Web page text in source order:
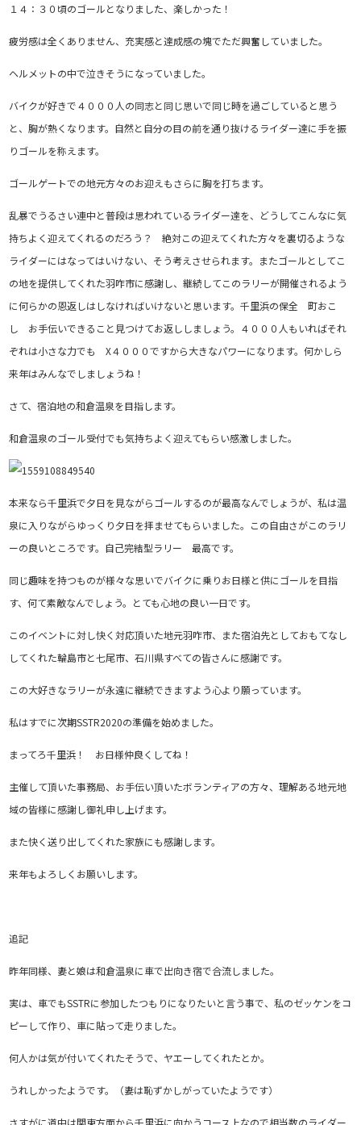
１４：３０頃のゴールとなりました、楽しかった！
疲労感は全くありません、充実感と達成感の塊でただ興奮していました。
ヘルメットの中で泣きそうになっていました。
バイクが好きで４０００人の同志と同じ思いで同じ時を過ごしていると思う
と、胸が熱くなります。自然と自分の目の前を通り抜けるライダー達に手を振
りゴールを称えます。
ゴールゲートでの地元方々のお迎えもさらに胸を打ちます。
乱暴でうるさい連中と普段は思われているライダー達を、どうしてこんなに気
持ちよく迎えてくれるのだろう？ 絶対この迎えてくれた方々を裏切るような
ライダーにはなってはいけない、そう考えさせられます。またゴールとしてこ
の地を提供してくれた羽咋市に感謝し、継続してこのラリーが開催されるよう
に何らかの恩返しはしなければいけないと思います。千里浜の保全 町おこ
し お手伝いできること見つけてお返ししましょう。４０００人もいればそれ
ぞれは小さな力でも X４０００ですから大きなパワーになります。何かしら
来年はみんなでしましょうね！
さて、宿泊地の和倉温泉を目指します。
和倉温泉のゴール受付でも気持ちよく迎えてもらい感激しました。
本来なら千里浜で夕日を見ながらゴールするのが最高なんでしょうが、私は温
泉に入りながらゆっくり夕日を拝ませてもらいました。この自由さがこのラリ
ーの良いところです。自己完結型ラリー 最高です。
同じ趣味を持つものが様々な思いでバイクに乗りお日様と供にゴールを目指
す、何て素敵なんでしょう。とても心地の良い一日です。
このイベントに対し快く対応頂いた地元羽咋市、また宿泊先としておもてなし
してくれた輪島市と七尾市、石川県すべての皆さんに感謝です。
この大好きなラリーが永遠に継続できますよう心より願っています。
私はすでに次期SSTR2020の準備を始めました。
まってろ千里浜！ お日様仲良くしてね！
主催して頂いた事務局、お手伝い頂いたボランティアの方々、理解ある地元地
域の皆様に感謝し御礼申し上げます。
また快く送り出してくれた家族にも感謝します。
来年もよろしくお願いします。
追記
昨年同様、妻と娘は和倉温泉に車で出向き宿で合流しました。
実は、車でもSSTRに参加したつもりになりたいと言う事で、私のゼッケンをコ
ピーして作り、車に貼って走りました。
何人かは気が付いてくれたそうで、ヤエーしてくれたとか。
うれしかったようです。（妻は恥ずかしがっていたようです）
さすがに道中は関東方面から千里浜に向かうコース上なので相当数のライダー